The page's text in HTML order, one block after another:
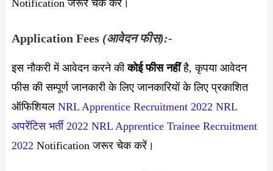
Notification जरूर चेक करें।
Application Fees (आवेदन फीस):-
इस नौकरी में आवेदन करने कीकोई फीस नहींहै, कृपया आवेदन
फीस की सम्पूर्ण जानकारी के लिए जानकारियों के लिए प्रकाशित
ऑफिशियल NRL Apprentice Recruitment 2022 NRL
अपरेंटिस भर्ती 2022 NRL Apprentice Trainee Recruitment
2022 Notification जरूर चेक करें।